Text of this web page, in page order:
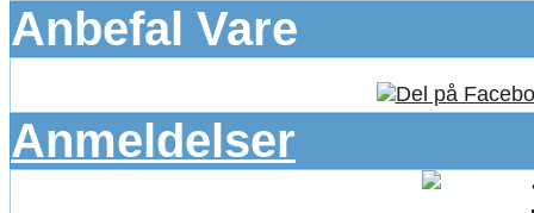
Anbefal Vare
Anmeldelser